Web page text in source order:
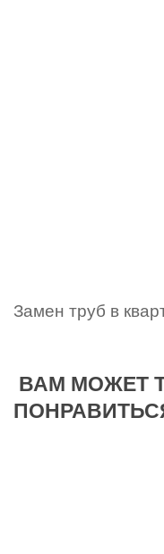
Замен труб в
ВАМ МОЖЕТ